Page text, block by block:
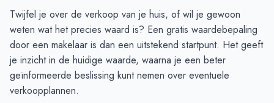
Maart
€ 458.364 € 449.287
April
€ 486.700 € 478.289
Mei
€ 497.540 € 488.976
Juni
€ 485.238 € 495.902
Twijfel je over de verkoop van je huis, of wil je gewoon
weten wat het precies waard is? Een gratis waardebepaling
door een makelaar is dan een uitstekend startpunt. Het geeft
je inzicht in de huidige waarde, waarna je een beter
geïnformeerde beslissing kunt nemen over eventuele
verkoopplannen.